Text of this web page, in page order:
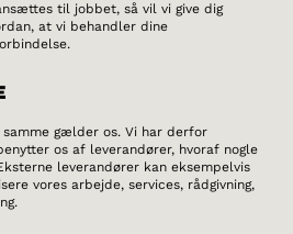
til jobbet, så vil vi give dig
at vi behandler dine
gælder os. Vi har derfor
os af leverandører, hvoraf nogle
leverandører kan eksempelvis
vores arbejde, services, rådgivning,